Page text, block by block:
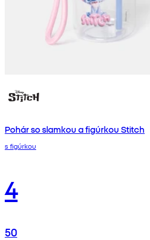
Pohár so slamkou a figúrkou Stitch
s figúrkou
4
50